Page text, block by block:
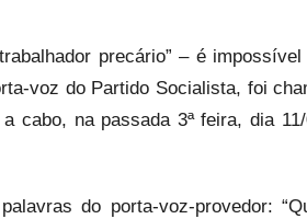
precário” – é
voz do Partido Socialista, foi
cabo, na passada 3ª feira, dia
do porta-voz-provedor: